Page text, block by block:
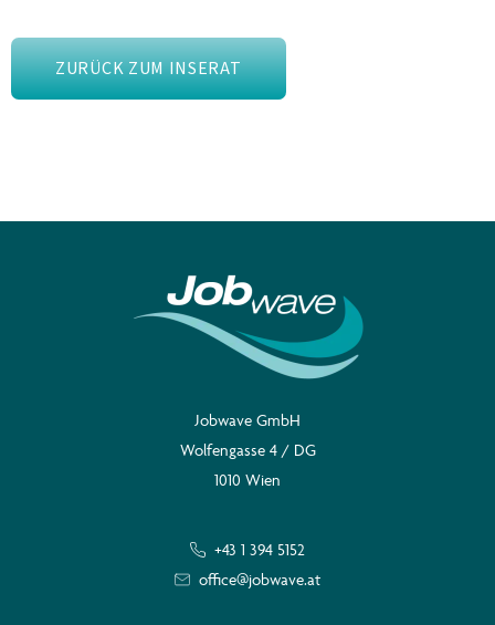
ZURÜCK ZUM INSERAT
Jobwave GmbH
Wolfengasse 4 / DG
1010 Wien
+43 1 394 5152
office@jobwave.at